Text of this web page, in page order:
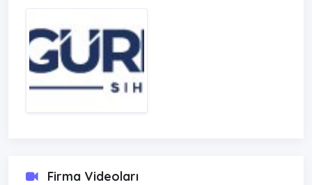
Firma Videoları